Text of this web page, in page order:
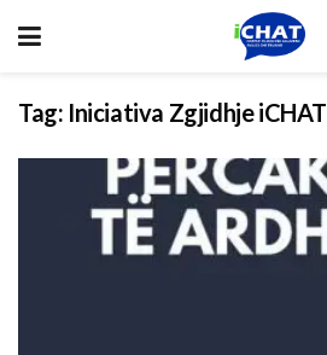
Tag: Iniciativa Zgjidhje iCHAT